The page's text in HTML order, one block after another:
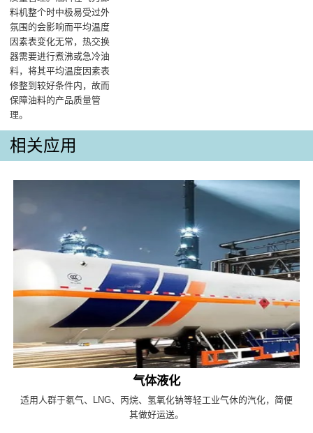
料机整个时中极易受过外
氛围的会影响而平均温度
因素表变化无常，热交换
器需要进行煮沸或急冷油
料，将其平均温度因素表
修整到较好条件内，故而
保障油料的产品质量管
理‌。
相关应用
气体液化
适用人群于氡气、LNG、丙烷、氢氧化钠等轻工业气休的汽化，简便
其做好运送。